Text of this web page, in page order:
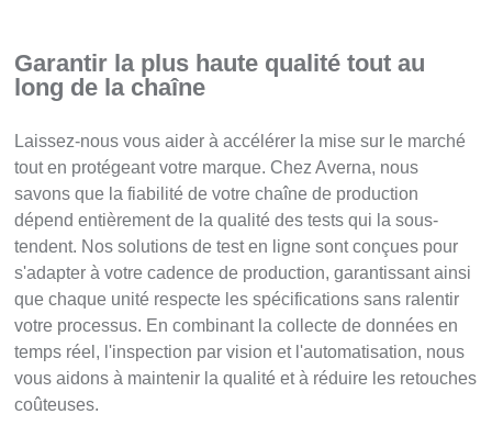
Garantir la plus haute qualité tout au
long de la chaîne
Laissez-nous vous aider à accélérer la mise sur le marché
tout en protégeant votre marque. Chez Averna, nous
savons que la fiabilité de votre chaîne de production
dépend entièrement de la qualité des tests qui la sous-
tendent. Nos solutions de test en ligne sont conçues pour
s'adapter à votre cadence de production, garantissant ainsi
que chaque unité respecte les spécifications sans ralentir
votre processus. En combinant la collecte de données en
temps réel, l'inspection par vision et l'automatisation, nous
vous aidons à maintenir la qualité et à réduire les retouches
coûteuses.